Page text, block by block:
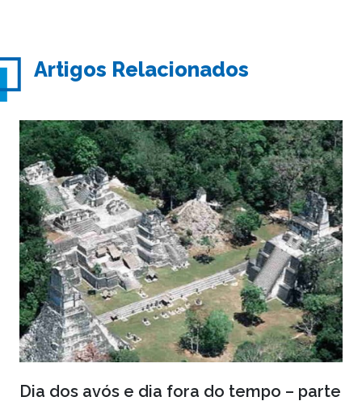
Artigos Relacionados
Dia dos avós e dia fora do tempo – parte